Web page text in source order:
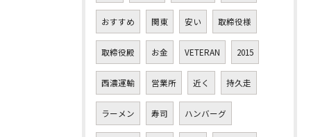
おすすめ 関東 安い 取締役様
取締役殿 お金 VETERAN 2015
西濃運輸 営業所 近く 持久走
ラーメン 寿司 ハンバーグ